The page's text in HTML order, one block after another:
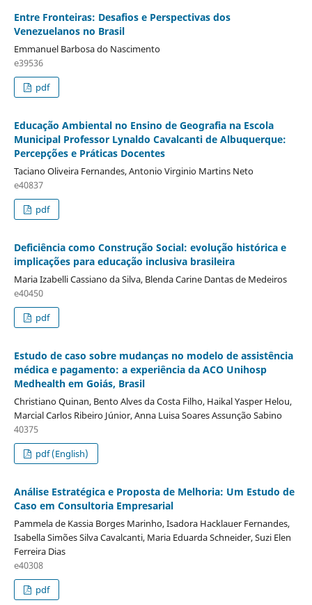
Entre Fronteiras: Desafios e Perspectivas dos
Venezuelanos no Brasil
Emmanuel Barbosa do Nascimento
e39536
pdf
Educação Ambiental no Ensino de Geografia na Escola
Municipal Professor Lynaldo Cavalcanti de Albuquerque:
Percepções e Práticas Docentes
Taciano Oliveira Fernandes, Antonio Virginio Martins Neto
e40837
pdf
Deficiência como Construção Social: evolução histórica e
implicações para educação inclusiva brasileira
Maria Izabelli Cassiano da Silva, Blenda Carine Dantas de Medeiros
e40450
pdf
Estudo de caso sobre mudanças no modelo de assistência
médica e pagamento: a experiência da ACO Unihosp
Medhealth em Goiás, Brasil
Christiano Quinan, Bento Alves da Costa Filho, Haikal Yasper Helou,
Marcial Carlos Ribeiro Júnior, Anna Luisa Soares Assunção Sabino
40375
pdf (English)
Análise Estratégica e Proposta de Melhoria: Um Estudo de
Caso em Consultoria Empresarial
Pammela de Kassia Borges Marinho, Isadora Hacklauer Fernandes,
Isabella Simões Silva Cavalcanti, Maria Eduarda Schneider, Suzi Elen
Ferreira Dias
e40308
pdf